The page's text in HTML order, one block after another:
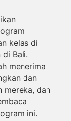
kelas di
di Bali.
menerima
dan
mereka, dan
ini.